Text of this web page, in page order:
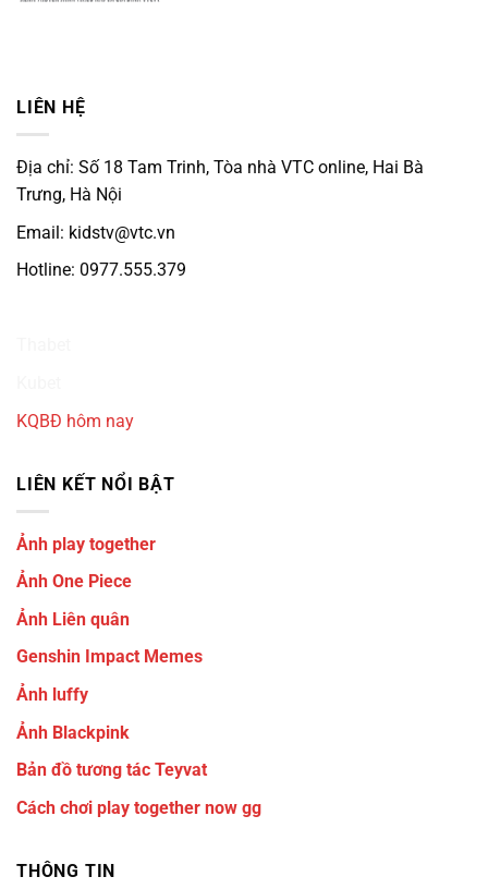
LIÊN HỆ
Địa chỉ: Số 18 Tam Trinh, Tòa nhà VTC online, Hai Bà
Trưng, Hà Nội
Email: kidstv@vtc.vn
Hotline: 0977.555.379
KQBĐ hôm nay
LIÊN KẾT NỔI BẬT
Ảnh play together
Ảnh One Piece
Ảnh Liên quân
Genshin Impact Memes
Ảnh luffy
Ảnh Blackpink
Bản đồ tương tác Teyvat
Cách chơi play together now gg
THÔNG TIN